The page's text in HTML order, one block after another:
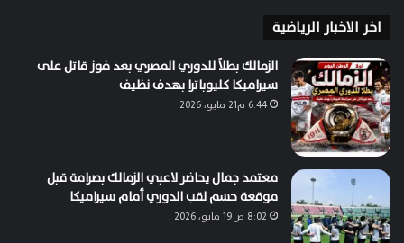
اخر الاخبار الرياضية
الزمالك بطلاً للدوري المصري بعد فوز قاتل على
سيراميكا كليوباترا بهدف نظيف
6:44 م21 مايو، 2026
معتمد جمال يحاضر لاعبي الزمالك بصرامة قبل
موقعة حسم لقب الدوري أمام سيراميكا
8:02 ص19 مايو، 2026